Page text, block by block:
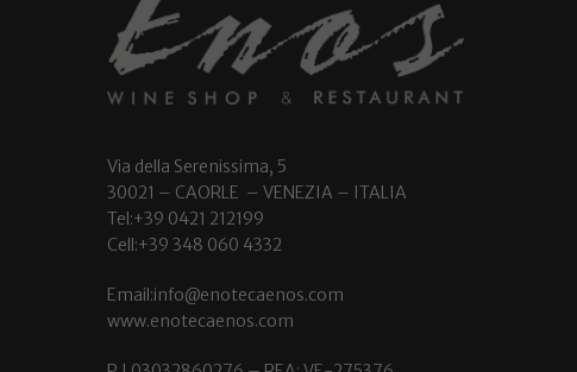
Via della Serenissima, 5
30021 – CAORLE – VENEZIA – ITALIA
Tel:+39 0421 212199
Cell:+39 348 060 4332
Email:info@enotecaenos.com
www.enotecaenos.com